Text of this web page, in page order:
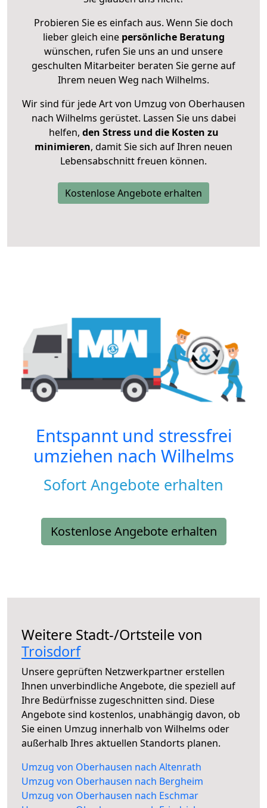
Probieren Sie es einfach aus. Wenn Sie doch
lieber gleich eine persönliche Beratung
wünschen, rufen Sie uns an und unsere
geschulten Mitarbeiter beraten Sie gerne auf
Ihrem neuen Weg nach Wilhelms.
Wir sind für jede Art von Umzug von Oberhausen
nach Wilhelms gerüstet. Lassen Sie uns dabei
helfen, den Stress und die Kosten zu
minimieren, damit Sie sich auf Ihren neuen
Lebensabschnitt freuen können.
Kostenlose Angebote erhalten
Entspannt und stressfrei
umziehen nach Wilhelms
Sofort Angebote erhalten
Kostenlose Angebote erhalten
Weitere Stadt-/Ortsteile von
Troisdorf
Unsere geprüften Netzwerkpartner erstellen
Ihnen unverbindliche Angebote, die speziell auf
Ihre Bedürfnisse zugeschnitten sind. Diese
Angebote sind kostenlos, unabhängig davon, ob
Sie einen Umzug innerhalb von Wilhelms oder
außerhalb Ihres aktuellen Standorts planen.
Umzug von Oberhausen nach Altenrath
Umzug von Oberhausen nach Bergheim
Umzug von Oberhausen nach Eschmar